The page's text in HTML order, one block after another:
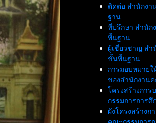
ติดต่อ สำนักงา
ฐาน
ที่ปรึกษา สำนัก
พื้นฐาน
ผู้เชี่ยวชาญ สำ
ขั้นพื้นฐาน
การมอบหมาย
ของสำนักงาน
โครงสร้างกา
กรรมการการ
ผังโครงสร้างก
คณะกรรมการ